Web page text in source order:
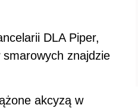
DLA Piper,
znajdzie
akcyzą w